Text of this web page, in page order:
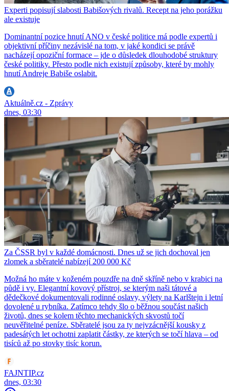
Experti popisují slabosti Babišových rivalů. Recept na jeho porážku
ale existuje
Dominantní pozice hnutí ANO v české politice má podle expertů i
objektivní příčiny nezávislé na tom, v jaké kondici se právě
nacházejí opoziční formace – jde o důsledek dlouhodobé struktury
české politiky. Přesto podle nich existují způsoby, které by mohly
hnutí Andreje Babiše oslabit.
Aktuálně.cz - Zprávy
dnes, 03:30
Za ČSSR byl v každé domácnosti. Dnes už se jich dochoval jen
zlomek a sběratelé nabízejí 200 000 Kč
Možná ho máte v koženém pouzdře na dně skříně nebo v krabici na
půdě i vy. Elegantní kovový přístroj, se kterým naši tátové a
dědečkové dokumentovali rodinné oslavy, výlety na Karlštejn i letní
dovolené u rybníka. Zatímco tehdy šlo o běžnou součást našich
životů, dnes se kolem těchto mechanických skvostů točí
neuvěřitelné peníze. Sběratelé jsou za ty nejvzácnější kousky z
padesátých let ochotni zaplatit částky, ze kterých se točí hlava – od
tisíců až po stovky tisíc korun.
FAJNTIP.cz
dnes, 03:30